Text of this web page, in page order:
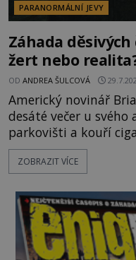
PARANORMÁLNÍ JEVY
Záhada
žert nebo
OD ANDREA ŠULCOVÁ
Americký novinář
desáté večer u
parkovišti a kouří
chystá se nastoupit
mladí chlapci,
pouhých několik
zeptá se suverénně
ZOBRAZIT VÍCE